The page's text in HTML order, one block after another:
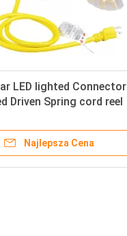
LED lighted Connector
Driven Spring cord reel
Najlepsza Cena